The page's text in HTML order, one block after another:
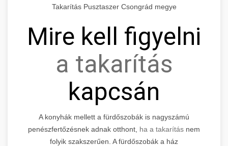
Takarítás Pusztaszer Csongrád megye
Mire kell figyelni
a takarítás
kapcsán
A konyhák mellett a fürdőszobák is nagyszámú
penészfertőzésnek adnak otthont, ha a takarítás nem
folyik szakszerűen. A fürdőszobák a ház